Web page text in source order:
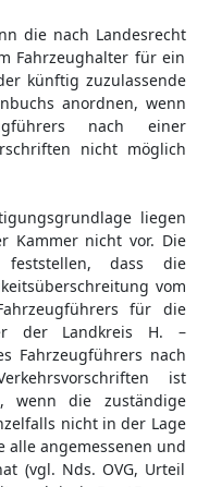
die nach Landesrecht
Fahrzeughalter für ein
künftig zuzulassende
anordnen, wenn
nach einer
nicht möglich
liegen
Kammer nicht vor. Die
dass die
vom
für die
der Landkreis H. –
Fahrzeugführers nach
ist
wenn die zuständige
nicht in der Lage
alle angemessenen und
(vgl. Nds. OVG, Urteil